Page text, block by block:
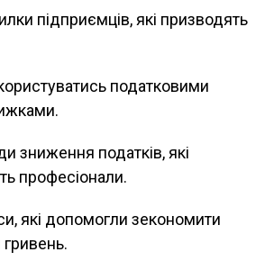
підприємців, які призводять
податковими
зниження податків, які
професіонали.
які допомогли зекономити